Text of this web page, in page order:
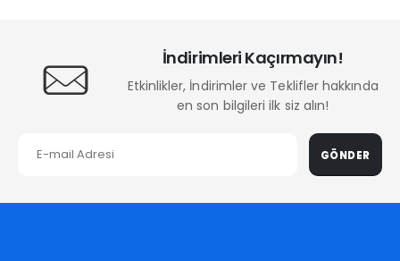
İndirimleri Kaçırmayın!
Etkinlikler, İndirimler ve Teklifler hakkında
en son bilgileri ilk siz alın!
GÖNDER